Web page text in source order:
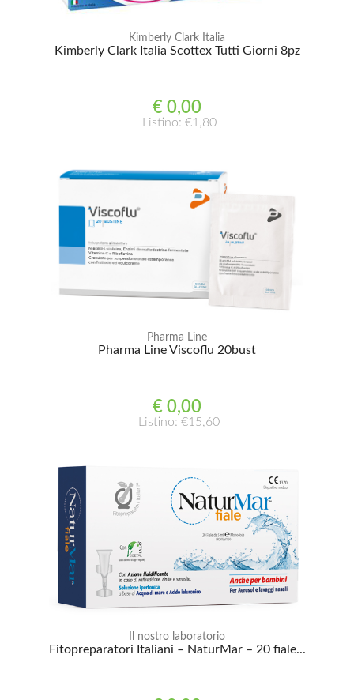
Kimberly Clark Italia
Kimberly Clark Italia Scottex Tutti Giorni 8pz
€ 0,00
Listino: €1,80
Pharma Line
Pharma Line Viscoflu 20bust
€ 0,00
Listino: €15,60
Il nostro laboratorio
Fitopreparatori Italiani – NaturMar – 20 fiale...